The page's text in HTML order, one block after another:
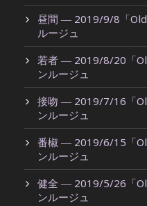
昼間 ― 2019/9/8「
ルージュ
若者 ― 2019/8/20「
ンルージュ
接吻 ― 2019/7/16「
ンルージュ
番椒 ― 2019/6/15「
ンルージュ
健全 ― 2019/5/26「
ンルージュ